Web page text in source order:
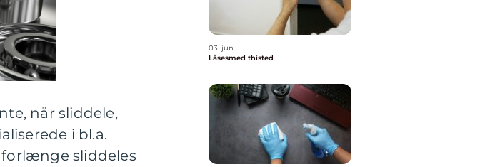
når sliddele,
i bl.a.
forlænge sliddeles
03. jun
Låsesmed thisted